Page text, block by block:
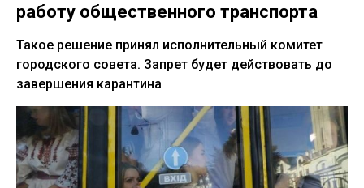
работу общественного транспорта
Такое решение принял исполнительный комитет
городского совета. Запрет будет действовать до
завершения карантина